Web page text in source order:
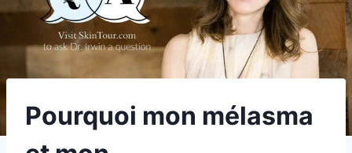
Pourquoi mon mélasma